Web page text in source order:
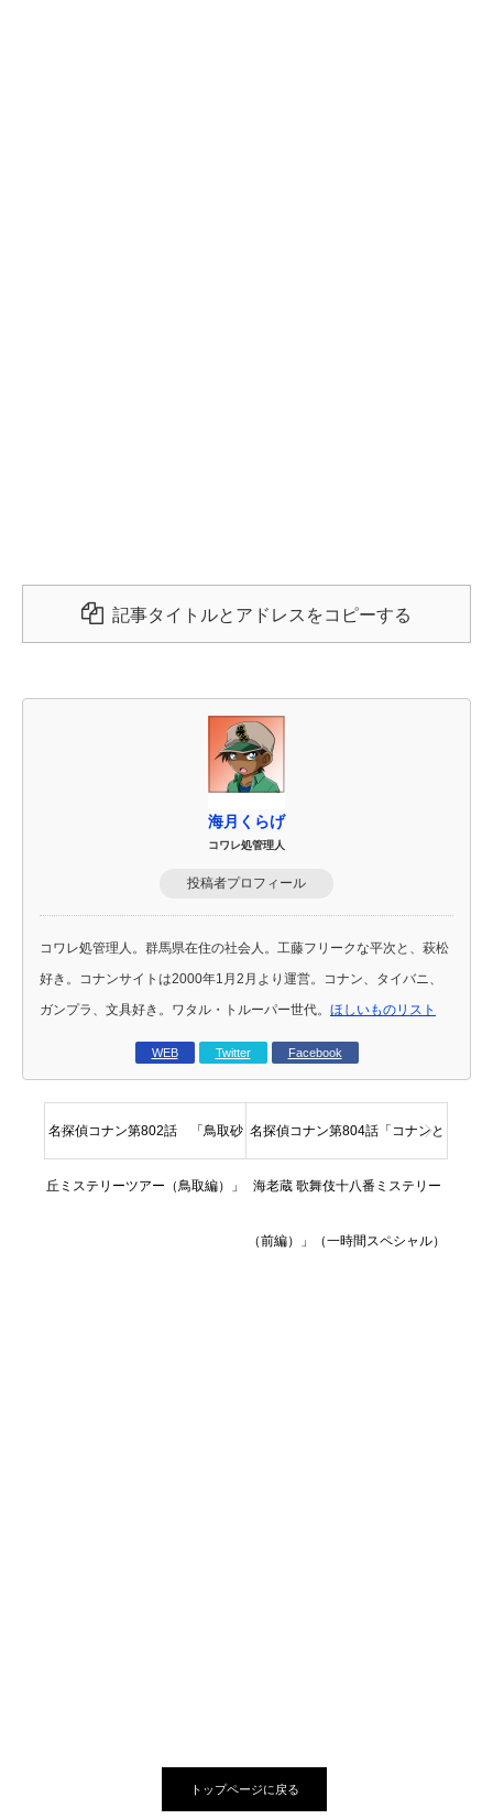
記事タイトルとアドレスをコピーする
海月くらげ
コワレ処管理人
投稿者プロフィール
コワレ処管理人。群馬県在住の社会人。工藤フリークな平次と、萩松
好き。コナンサイトは2000年1月2月より運営。コナン、タイバニ、
ガンプラ、文具好き。ワタル・トルーパー世代。 ほしいものリスト
WEB Twitter Facebook
名探偵コナン第802話 「鳥取砂
丘ミステリーツアー（鳥取編）」
名探偵コナン第804話「コナンと
海老蔵 歌舞伎十八番ミステリー
（前編）」（一時間スペシャル）
トップページに戻る